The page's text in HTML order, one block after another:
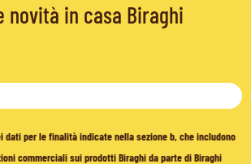
novità in casa Biraghi
dati per le finalità indicate nella sezione b, che includono
commerciali sui prodotti Biraghi da parte di Biraghi